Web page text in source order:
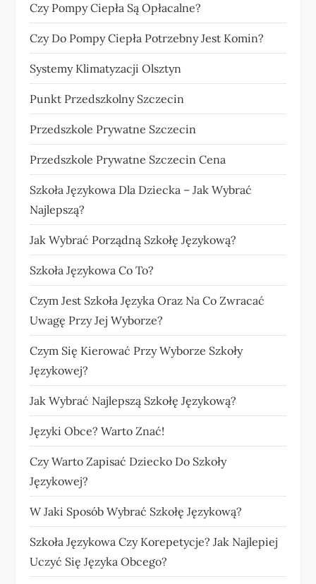
Czy Pompy Ciepła Są Opłacalne?
Czy Do Pompy Ciepła Potrzebny Jest Komin?
Systemy Klimatyzacji Olsztyn
Punkt Przedszkolny Szczecin
Przedszkole Prywatne Szczecin
Przedszkole Prywatne Szczecin Cena
Szkoła Językowa Dla Dziecka – Jak Wybrać
Najlepszą?
Jak Wybrać Porządną Szkołę Językową?
Szkoła Językowa Co To?
Czym Jest Szkoła Języka Oraz Na Co Zwracać
Uwagę Przy Jej Wyborze?
Czym Się Kierować Przy Wyborze Szkoły
Językowej?
Jak Wybrać Najlepszą Szkołę Językową?
Języki Obce? Warto Znać!
Czy Warto Zapisać Dziecko Do Szkoły
Językowej?
W Jaki Sposób Wybrać Szkołę Językową?
Szkoła Językowa Czy Korepetycje? Jak Najlepiej
Uczyć Się Języka Obcego?